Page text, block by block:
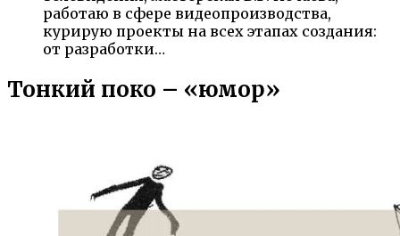
работаю в сфере видеопроизводства,
курирую проекты на всех этапах создания:
от разработки…
Тонкий поко – «юмор»